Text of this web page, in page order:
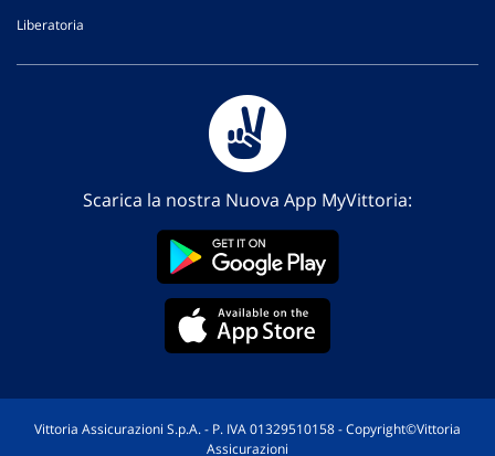
Liberatoria
Scarica la nostra Nuova App MyVittoria:
Vittoria Assicurazioni S.p.A. - P. IVA 01329510158 - Copyright©Vittoria
Assicurazioni